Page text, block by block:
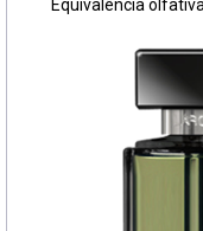
Equivalência